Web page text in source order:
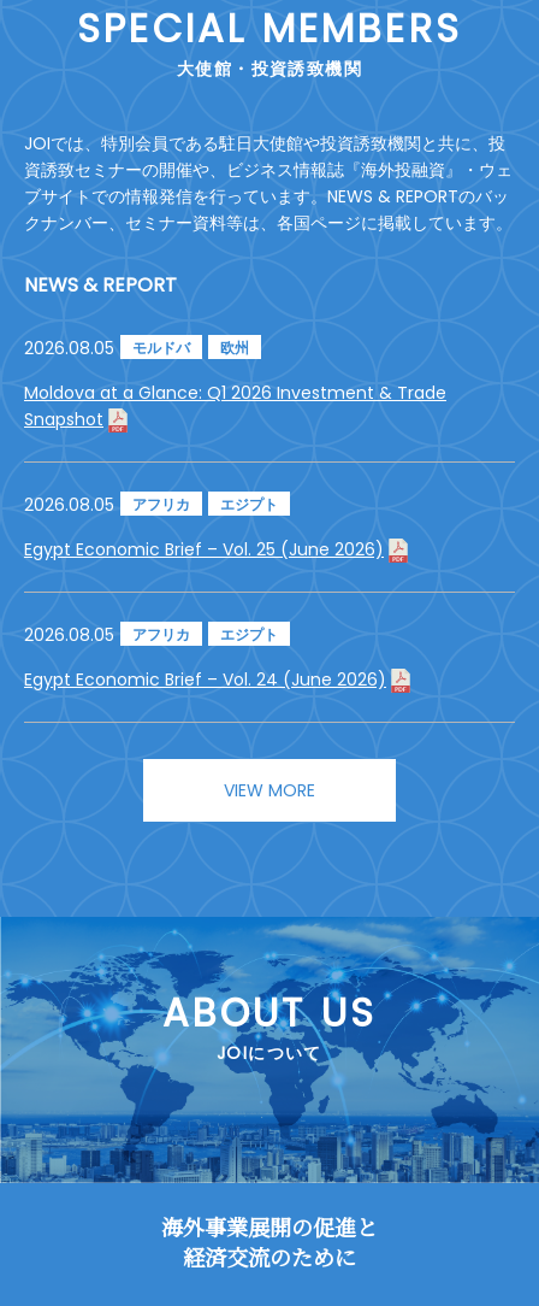
SPECIAL MEMBERS
大使館・投資誘致機関
JOIでは、特別会員である駐日大使館や投資誘致機関と共に、投
資誘致セミナーの開催や、ビジネス情報誌『海外投融資』・ウェ
ブサイトでの情報発信を行っています。NEWS & REPORTのバッ
クナンバー、セミナー資料等は、各国ページに掲載しています。
NEWS & REPORT
2026.08.05 モルドバ 欧州
Moldova at a Glance: Q1 2026 Investment & Trade
Snapshot
2026.08.05 アフリカ エジプト
Egypt Economic Brief – Vol. 25 (June 2026)
2026.08.05 アフリカ エジプト
Egypt Economic Brief – Vol. 24 (June 2026)
VIEW MORE
ABOUT US
JOIについて
海外事業展開の促進と
経済交流のために